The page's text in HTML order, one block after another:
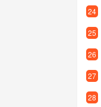
24
25
26
27
28